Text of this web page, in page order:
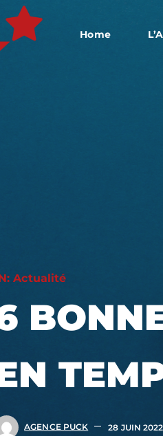
Home
Actualité
AGENCE PUCK 28 JUIN 2022